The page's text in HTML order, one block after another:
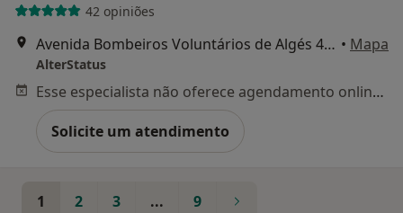
42 opiniões
Avenida Bombeiros Voluntários de Algés 42, Algés • Mapa
AlterStatus
Esse especialista não oferece agendamento online para esse endereço.
Solicite um atendimento
1 2 3 ... 9